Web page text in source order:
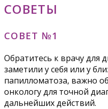
СОВЕТЫ
СОВЕТ №1
Обратитесь к врачу для
заметили у себя или у
папилломатоза, важно
онкологу для точной
дальнейших действий.